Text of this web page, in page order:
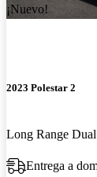
¡Nuevo!
2023 Polestar 2
Long Range
Entrega a